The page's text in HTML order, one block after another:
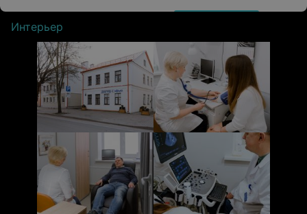
Интерьер